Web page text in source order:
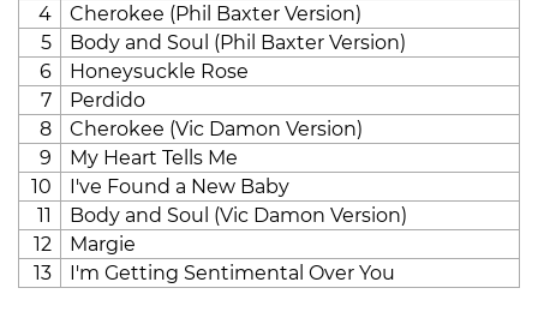
4
Cherokee (Phil Baxter Version)
5
Body and Soul (Phil Baxter Version)
6
Honeysuckle Rose
7
Perdido
8
Cherokee (Vic Damon Version)
9
My Heart Tells Me
10
I've Found a New Baby
11
Body and Soul (Vic Damon Version)
12
Margie
13
I'm Getting Sentimental Over You